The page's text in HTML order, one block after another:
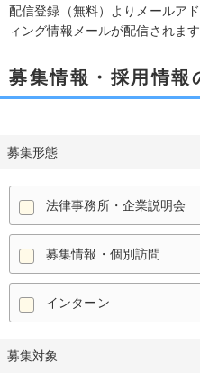
配信登録（無料）よりメールア
ィング情報メールが配信されます
募集情報・採用情報
募集形態
法律事務所・企業説明会
募集情報・個別訪問
インターン
募集対象